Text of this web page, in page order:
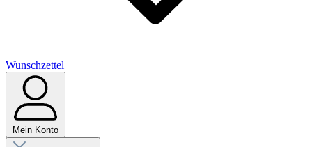
Wunschzettel
Mein Konto